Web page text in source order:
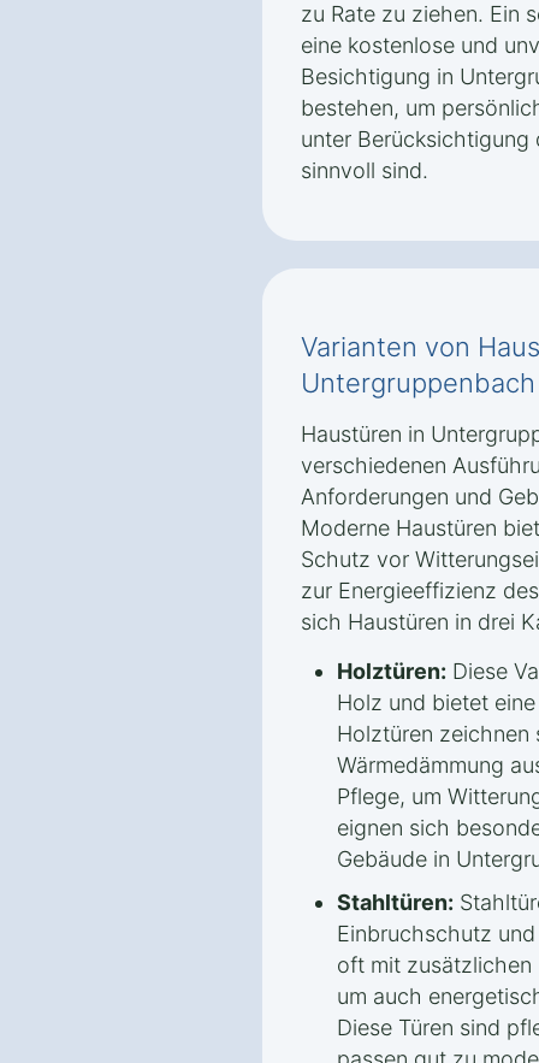
zu Rate zu ziehen. Ein
eine kostenlose und
Besichtigung in
bestehen, um
unter Berücksichtigung
sinnvoll sind.
Varianten von
Haustüren in
verschiedenen
Anforderungen und
Moderne Haustüren
Schutz vor
zur Energieeffizienz
sich Haustüren in drei
Holztüren: Diese
Holz und bietet
Holztüren
Wärmedämmung
Pflege, um
eignen sich
Gebäude in
Stahltüren:
Einbruchschutz
oft mit zusätzlichen
um auch
Diese Türen sind